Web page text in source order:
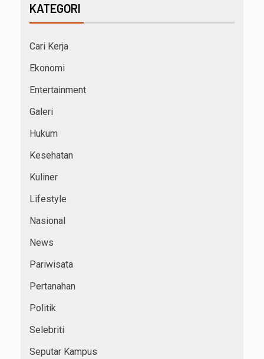
KATEGORI
Cari Kerja
Ekonomi
Entertainment
Galeri
Hukum
Kesehatan
Kuliner
Lifestyle
Nasional
News
Pariwisata
Pertanahan
Politik
Selebriti
Seputar Kampus